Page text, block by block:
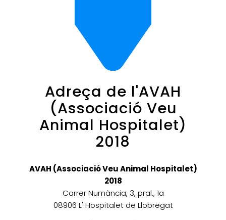
Adreça de l'AVAH
(Associació Veu
Animal Hospitalet)
2018
AVAH (Associació Veu Animal Hospitalet)
2018
Carrer Numància, 3, pral., 1a
08906 L' Hospitalet de Llobregat